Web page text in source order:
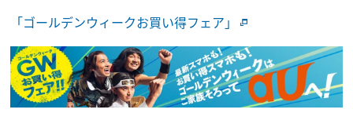
「ゴールデンウィークお買い得フェア」